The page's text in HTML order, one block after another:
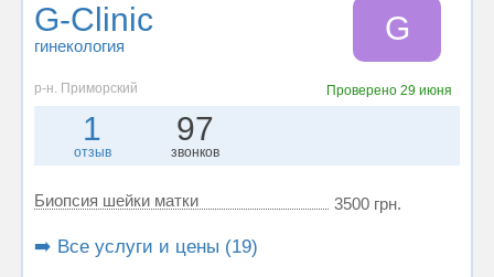
G-Clinic
гинекология G
р-н. Приморский Проверено 29 июня
1
отзыв
97
звонков
Биопсия шейки матки 3500 грн.
➡️ Все услуги и цены (19)